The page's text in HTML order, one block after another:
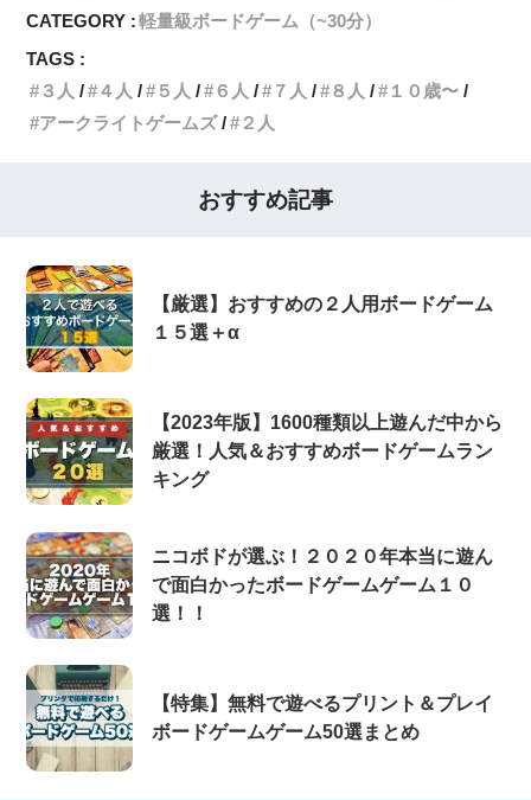
CATEGORY :軽量級ボードゲーム（~30分）
TAGS :
３人
４人 ５人 ６人 ７人 ８人
１０歳〜
アークライトゲームズ
２人
おすすめ記事
【厳選】おすすめの２人用ボードゲーム
１５選＋α
【2023年版】1600種類以上遊んだ中から
厳選！人気＆おすすめボードゲームラン
キング
ニコボドが選ぶ！２０２０年本当に遊ん
で面白かったボードゲームゲーム１０
選！！
【特集】無料で遊べるプリント＆プレイ
ボードゲームゲーム50選まとめ